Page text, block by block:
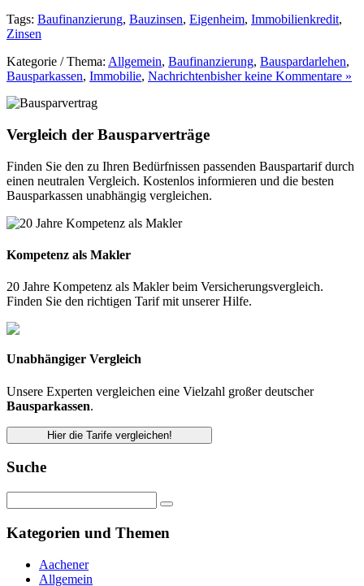
Tags: Baufinanzierung, Bauzinsen, Eigenheim, Immobilienkredit,
Zinsen
Kategorie / Thema: Allgemein, Baufinanzierung, Bauspardarlehen,
Bausparkassen, Immobilie, Nachrichtenbisher keine Kommentare »
Vergleich der Bausparverträge
Finden Sie den zu Ihren Bedürfnissen passenden Bauspartarif durch
einen neutralen Vergleich. Kostenlos informieren und die besten
Bausparkassen unabhängig vergleichen.
Kompetenz als Makler
20 Jahre Kompetenz als Makler beim Versicherungsvergleich.
Finden Sie den richtigen Tarif mit unserer Hilfe.
Unabhängiger Vergleich
Unsere Experten vergleichen eine Vielzahl großer deutscher
Bausparkassen.
Hier die Tarife vergleichen!
Suche
Kategorien und Themen
Aachener
Allgemein